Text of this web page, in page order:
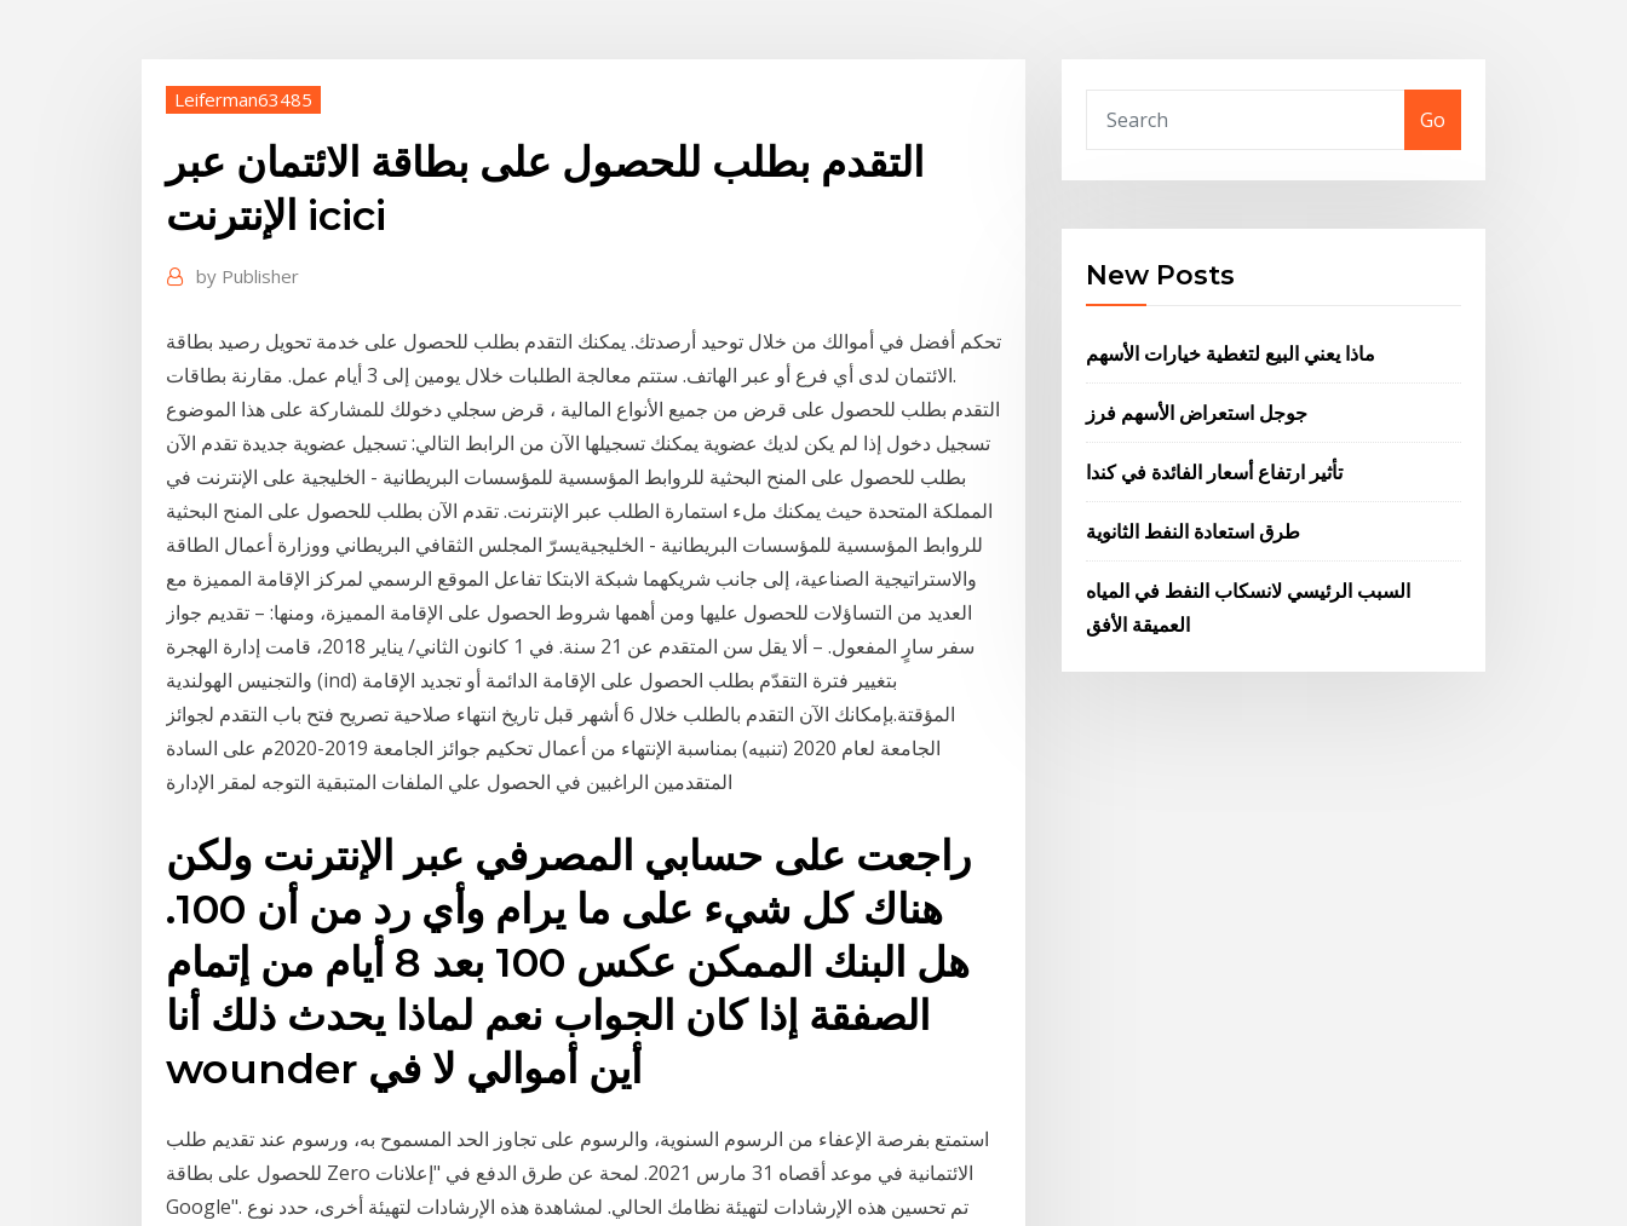
Leiferman63485
التقدم بطلب للحصول على بطاقة الائتمان عبر
الإنترنت icici
by Publisher
تحكم أفضل في أموالك من خلال توحيد أرصدتك. يمكنك التقدم بطلب للحصول على خدمة تحويل رصيد بطاقة
الائتمان لدى أي فرع أو عبر الهاتف. ستتم معالجة الطلبات خلال يومين إلى 3 أيام عمل. مقارنة بطاقات.
التقدم بطلب للحصول على قرض من جميع الأنواع المالية ، قرض سجلي دخولك للمشاركة على هذا الموضوع
تسجيل دخول إذا لم يكن لديك عضوية يمكنك تسجيلها الآن من الرابط التالي: تسجيل عضوية جديدة تقدم الآن
بطلب للحصول على المنح البحثية للروابط المؤسسية للمؤسسات البريطانية - الخليجية على الإنترنت في
المملكة المتحدة حيث يمكنك ملء استمارة الطلب عبر الإنترنت. تقدم الآن بطلب للحصول على المنح البحثية
للروابط المؤسسية للمؤسسات البريطانية - الخليجيةيسرّ المجلس الثقافي البريطاني ووزارة أعمال الطاقة
والاستراتيجية الصناعية، إلى جانب شريكهما شبكة الابتكا تفاعل الموقع الرسمي لمركز الإقامة المميزة مع
العديد من التساؤلات للحصول عليها ومن أهمها شروط الحصول على الإقامة المميزة، ومنها: – تقديم جواز
سفر سارٍ المفعول. – ألا يقل سن المتقدم عن 21 سنة. في 1 كانون الثاني/ يناير 2018، قامت إدارة الهجرة
والتجنيس الهولندية (ind) بتغيير فترة التقدّم بطلب الحصول على الإقامة الدائمة أو تجديد الإقامة
المؤقتة.بإمكانك الآن التقدم بالطلب خلال 6 أشهر قبل تاريخ انتهاء صلاحية تصريح فتح باب التقدم لجوائز
الجامعة لعام 2020 (تنبيه) بمناسبة الإنتهاء من أعمال تحكيم جوائز الجامعة 2019-2020م على السادة
المتقدمين الراغبين في الحصول علي الملفات المتبقية التوجه لمقر الإدارة
راجعت على حسابي المصرفي عبر الإنترنت ولكن
هناك كل شيء على ما يرام وأي رد من أن 100.
هل البنك الممكن عكس 100 بعد 8 أيام من إتمام
الصفقة إذا كان الجواب نعم لماذا يحدث ذلك أنا
wounder أين أموالي لا في
استمتع بفرصة الإعفاء من الرسوم السنوية، والرسوم على تجاوز الحد المسموح به، ورسوم عند تقديم طلب
للحصول على بطاقة Zero الائتمانية في موعد أقصاه 31 مارس 2021. لمحة عن طرق الدفع في "إعلانات
Google". تم تحسين هذه الإرشادات لتهيئة نظامك الحالي. لمشاهدة هذه الإرشادات لتهيئة أخرى، حدد نوع
Go
New Posts
ماذا يعني البيع لتغطية خيارات الأسهم
جوجل استعراض الأسهم فرز
تأثير ارتفاع أسعار الفائدة في كندا
طرق استعادة النفط الثانوية
السبب الرئيسي لانسكاب النفط في المياه
العميقة الأفق